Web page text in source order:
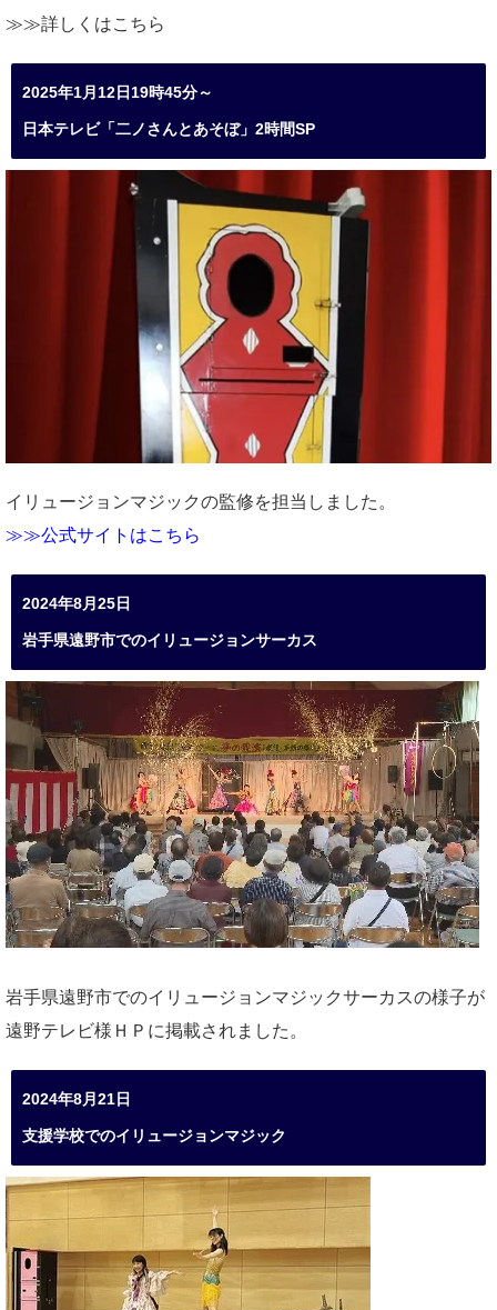
≫≫詳しくはこちら
2025年1月12日19時45分～
日本テレビ「二ノさんとあそぼ」2時間SP
イリュージョンマジックの監修を担当しました。
≫≫公式サイトはこちら
2024年8月25日
岩手県遠野市でのイリュージョンサーカス
岩手県遠野市でのイリュージョンマジックサーカスの様子が
遠野テレビ様ＨＰに掲載されました。
2024年8月21日
支援学校でのイリュージョンマジック